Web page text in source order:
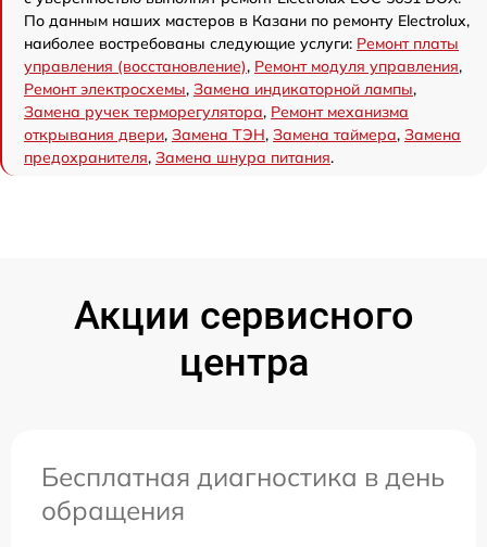
По данным наших мастеров в Казани по ремонту Electrolux,
наиболее востребованы следующие услуги: Ремонт платы
управления (восстановление), Ремонт модуля управления,
Ремонт электросхемы, Замена индикаторной лампы,
Замена ручек терморегулятора, Ремонт механизма
открывания двери, Замена ТЭН, Замена таймера, Замена
предохранителя, Замена шнура питания.
Акции сервисного
центра
Бесплатная диагностика в день
обращения